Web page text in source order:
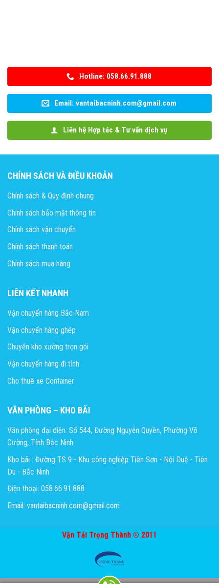
Hotline: 058.66.91.888
Email: vantaibacninh.com@gmail.com
Liên hệ Hợp tác & Tư vấn dịch vụ
CHÍNH SÁCH VÀ ĐIỀU KHOẢN
Chính sách & Quy định chung
Chính sách bảo mật thông tin
Chính sách vận chuyển
Chính sách thanh toán
Chính sách mua hàng
LIÊN KẾT NHANH
Vận chuyển hàng Bắc Nam
Vận chuyển hàng ghép
Chuyển kho xưởng trọn gói
Vận chuyển hàng đi tỉnh
Cho thuê xe Container
VĂN PHÒNG – KHO BÃI
Văn phòng đại diện: Số 544, Đường Nguyễn Quyền, Phường Võ
Cường, Tỉnh Bắc Ninh
Kho bãi : Đường TS 9 - Khu công nghiệp Tiên Sơn - Nội Duệ - Tiên
Du - Bắc Ninh
Điện thoại: 058.66.91.888
Email: vantaibacninh.com@gmail.com
Vận Tải Trọng Thành © 2011